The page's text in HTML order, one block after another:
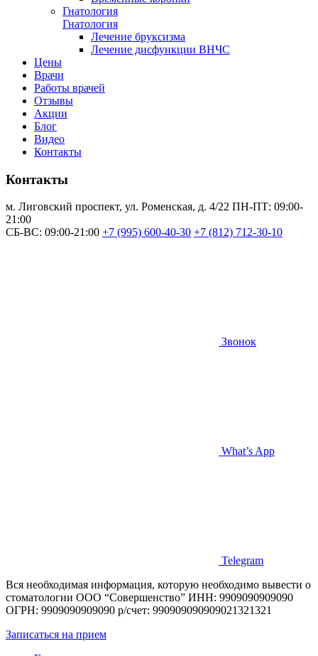
Гнатология
Гнатология
Лечение бруксизма
Лечение дисфункции ВНЧС
Цены
Врачи
Работы врачей
Отзывы
Акции
Блог
Видео
Контакты
Контакты
м. Лиговский проспект, ул. Роменская, д. 4/22 ПН-ПТ: 09:00-
21:00
СБ-ВС: 09:00-21:00 +7 (995) 600-40-30 +7 (812) 712-30-10
Звонок
What’s App
Telegram
Вся необходимая информация, которую необходимо вывести о
стоматологии ООО “Совершенство” ИНН: 9909090909090
ОГРН: 9909090909090 р/счет: 990909090909021321321
Записаться на прием